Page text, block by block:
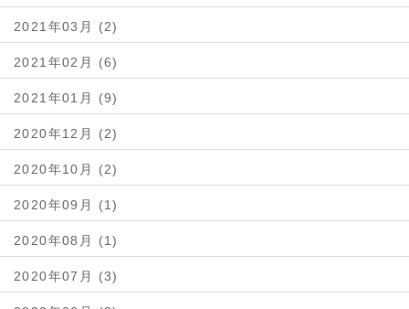
2021年03月 (2)
2021年02月 (6)
2021年01月 (9)
2020年12月 (2)
2020年10月 (2)
2020年09月 (1)
2020年08月 (1)
2020年07月 (3)